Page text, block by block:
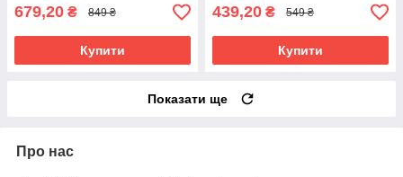
679,20 ₴ 849 ₴
Купити
439,20 ₴ 549 ₴
Купити
Показати ще
Про нас